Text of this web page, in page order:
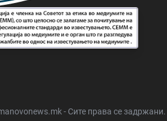
- Сите права се задржани.